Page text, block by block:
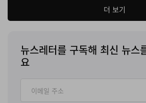
에 게시했다. 아디다
기밀 자료에서 유출된 것이라고 주장
도 공개됐다.
아디다스가 자료 삭제 및 반환을 요구
냈음에도 유출은 이어졌다
더 보기
뉴스레터를 구독해 최신 뉴스
요